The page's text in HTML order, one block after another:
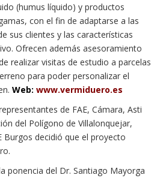
(humus líquido) y productos
con el fin de adaptarse a las
sus clientes y las características
Ofrecen además asesoramiento
realizar visitas de estudio a parcelas
para poder personalizar el
Web: www.vermiduero.es
de FAE, Cámara, Asti
del Polígono de Villalonquejar,
Burgos decidió que el proyecto
ponencia del Dr. Santiago Mayorga